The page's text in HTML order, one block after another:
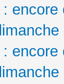
:
: